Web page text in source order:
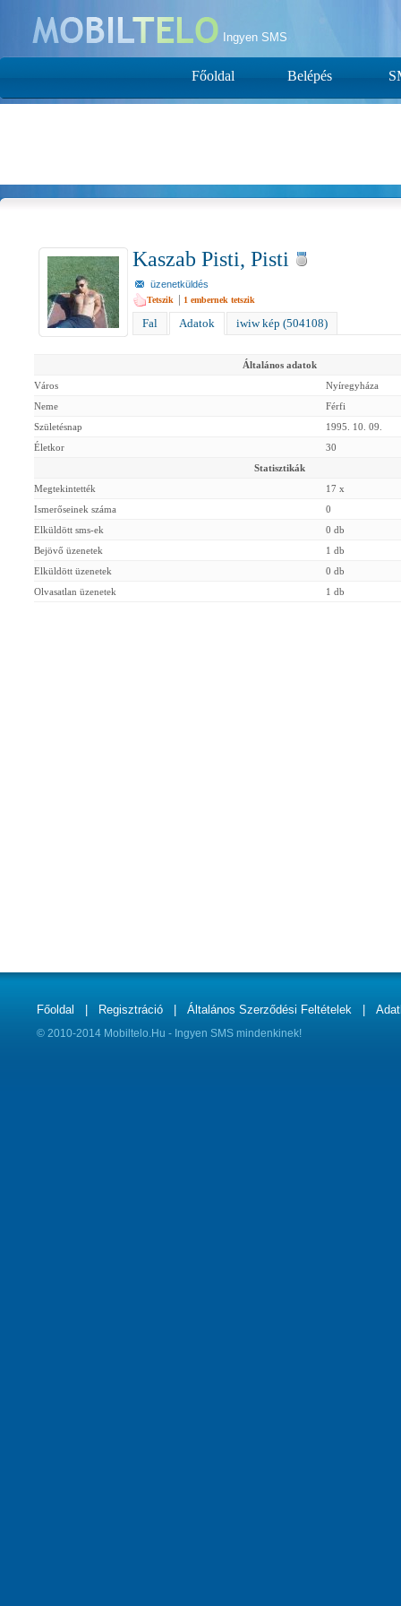
Ingyen SMS
Kaszab Pisti, Pisti
üzenetküldés
Tetszik | 1 embernek tetszik
Fal Adatok iwiw kép (504108)
Általános adatok
Város
Nyíregyháza
Neme
Férfi
Születésnap
1995. 10. 09.
Életkor
30
Statisztikák
Megtekintették
17 x
Ismerőseinek száma
0
Elküldött sms-ek
0 db
Bejövő üzenetek
1 db
Elküldött üzenetek
0 db
Olvasatlan üzenetek
1 db
Főoldal Regisztráció Általános Szerződési Feltételek
© 2010-2014 Mobiltelo.Hu - Ingyen SMS mindenkinek!
Főoldal Belépés